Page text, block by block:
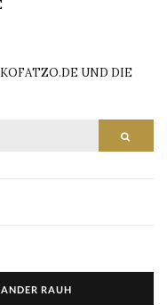
UND DIE
RAUH